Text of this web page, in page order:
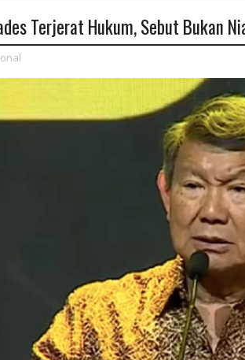
Terjerat Hukum, Sebut Bukan